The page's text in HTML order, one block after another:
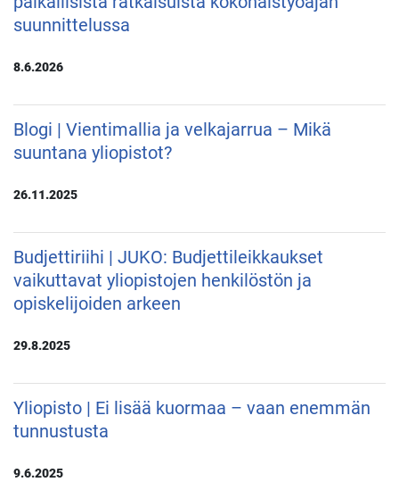
suunnittelussa
8.6.2026
Blogi | Vientimallia ja velkajarrua – Mikä
suuntana yliopistot?
26.11.2025
Budjettiriihi | JUKO: Budjettileikkaukset
vaikuttavat yliopistojen henkilöstön ja
opiskelijoiden arkeen
29.8.2025
Yliopisto | Ei lisää kuormaa – vaan enemmän
tunnustusta
9.6.2025